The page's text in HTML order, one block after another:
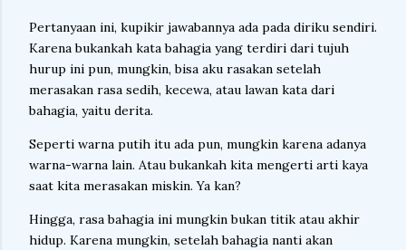
Pertanyaan ini, kupikir jawabannya ada pada diriku sendiri.
Karena bukankah kata bahagia yang terdiri dari tujuh
hurup ini pun, mungkin, bisa aku rasakan setelah
merasakan rasa sedih, kecewa, atau lawan kata dari
bahagia, yaitu derita.
Seperti warna putih itu ada pun, mungkin karena adanya
warna-warna lain. Atau bukankah kita mengerti arti kaya
saat kita merasakan miskin. Ya kan?
Hingga, rasa bahagia ini mungkin bukan titik atau akhir
hidup. Karena mungkin, setelah bahagia nanti akan